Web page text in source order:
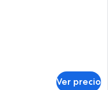
Ver precio